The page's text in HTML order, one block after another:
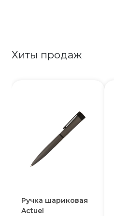
Хиты продаж
Ручка шариковая
Actuel